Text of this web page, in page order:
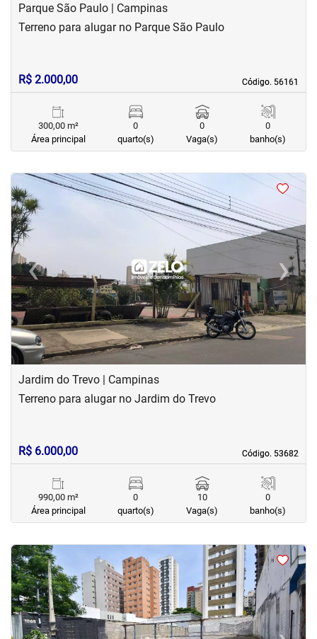
Parque São Paulo | Campinas
Código. 56161
Código. 56161
Terreno para alugar no Parque São Paulo
R$ 2.000,00
300,00 m²
Área principal
0
quarto(s)
0
Vaga(s)
0
banho(s)
< <<
‹Previous ›Next
Jardim do Trevo | Campinas
Código. 53682
Código. 53682
Terreno para alugar no Jardim do Trevo
R$ 6.000,00
990,00 m²
Área principal
0
quarto(s)
10
Vaga(s)
0
banho(s)
<<<